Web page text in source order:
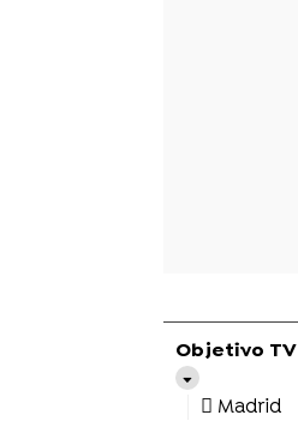
Objetivo TV
Madrid